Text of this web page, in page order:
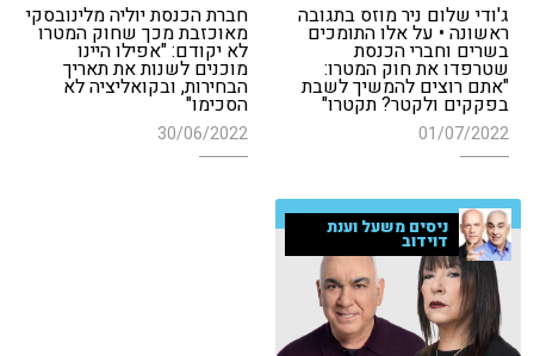
ג'ודי שלום ניר מוזס בתגובה
ראשונה • על אלו התומכים
בשרים וחברי הכנסת
שטרפדו את חוק המטרו:
"אתם רוצים להמשיך לשבת
בפקקים ולקטר? תקטרו"
01/07/2022
חברת הכנסת יוליה מלינובסקי
מאוכזבת מכך שחוק המטרו
לא יקודם: "אפילו היינו
מוכנים לשנות את תאריך
הבחירות, ובקואליציה לא
הסכימו"
30/06/2022
ניסים משעל וענת
דוידוב